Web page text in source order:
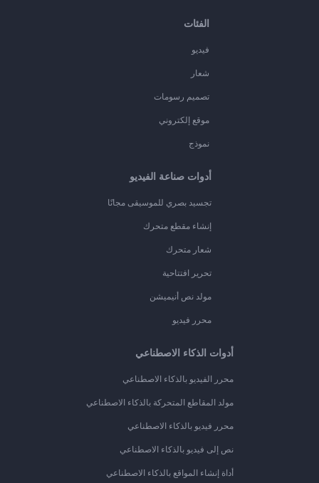
الفئات
فيديو
شعار
تصميم رسومات
موقع إلكتروني
نموذج
أدوات صناعة الفيديو
تجسيد بصري للموسيقى مجانًا
إنشاء مقطع متحرك
شعار متحرك
تحرير افتتاحية
مولد نص أنيميشن
محرر فيديو
أدوات الذكاء الاصطناعي
محرر الفيديو بالذكاء الاصطناعي
مولد المقاطع المتحركة بالذكاء الاصطناعي
محرر فيديو بالذكاء الاصطناعي
نص إلى فيديو بالذكاء الاصطناعي
أداة إنشاء المواقع بالذكاء الاصطناعي